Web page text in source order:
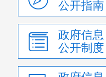
公开指南
政府信息
公开制度